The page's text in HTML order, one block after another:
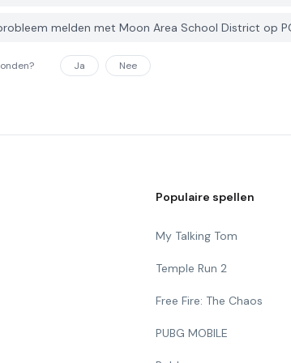
melden met Moon Area School District op
Ja Nee
Populaire spellen
My Talking Tom
Temple Run 2
Free Fire: The Chaos
PUBG MOBILE